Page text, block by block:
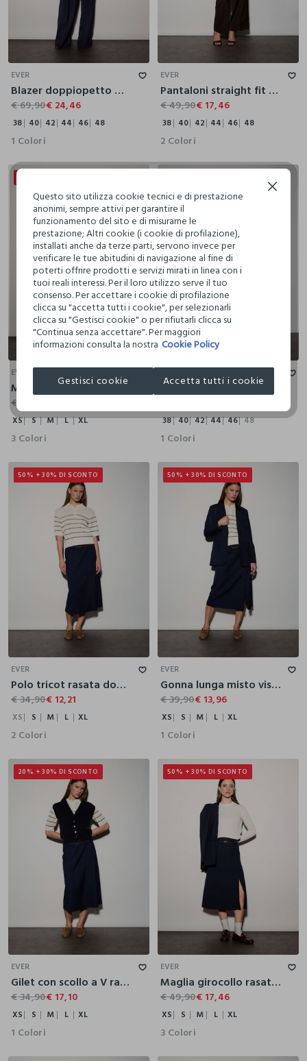
44
EVER
Blazer doppiopetto misto viscosa donna
€ 69,90€ 24,46
38 40 42 44 46 48
1 Colori
EVER
Pantaloni straight fit misto viscosa donna
€ 49,90€ 17,46
38 40 42 44 46 48
2 Colori
S M L
XL
EVER
Maglia girocollo rasata donna
€ 49,90
XS S M L XL
3 Colori
38 40 42 44
38 40 42 44 46 48
1 Colori
50% + 30% DI SCONTO
EVER
Polo tricot rasata donna
€ 34,90€ 12,21
XS S M L XL
2 Colori
50% + 30% DI SCONTO
EVER
Gonna lunga misto viscosa donna
€ 39,90€ 13,96
XS S M L XL
1 Colori
20% + 30% DI SCONTO
EVER
Gilet con scollo a V rasato donna
€ 34,90€ 17,10
XS S M L XL
1 Colori
50% + 30% DI SCONTO
XL
EVER
Maglia girocollo rasata donna
€ 49,90€ 17,46
XS S M L XL
3 Colori
Questo sito utilizza cookie tecnici e di prestazione
anonimi, sempre attivi per garantire il
funzionamento del sito e di misurarne le
prestazione; Altri cookie (i cookie di profilazione),
installati anche da terze parti, servono invece per
verificare le tue abitudini di navigazione al fine di
poterti offrire prodotti e servizi mirati in linea con i
tuoi reali interessi. Per il loro utilizzo serve il tuo
consenso. Per accettare i cookie di profilazione
clicca su "accetta tutti i cookie", per selezionarli
clicca su "Gestisci cookie" o per rifiutarli clicca su
"Continua senza accettare". Per maggiori
informazioni consulta la nostra Cookie Policy
Gestisci cookie Accetta tutti i cookie
Continua senza accettare